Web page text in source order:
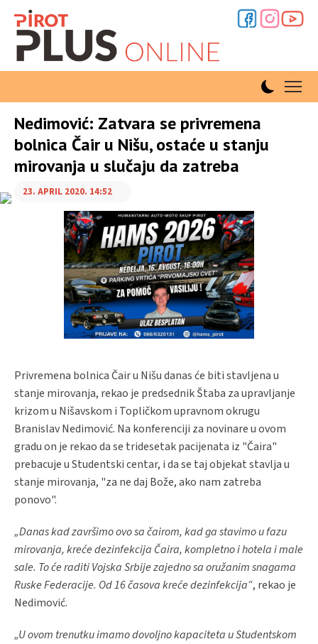
Nedimović: Zatvara se privremena
bolnica Čair u Nišu, ostaće u stanju
mirovanja u slučaju da zatreba
23. APRIL 2020. 14:52
Privremena bolnica Čair u Nišu danas će biti stavljena u
stanje mirovanja, rekao je predsednik Štaba za upravljanje
krizom u Nišavskom i Topličkom upravnom okrugu
Branislav Nedimović. Na konferenciji za novinare u ovom
gradu on je rekao da se tridesetak pacijenata iz "Čaira"
prebacuje u Studentski centar, i da se taj objekat stavlja u
stanje mirovanja, "za ne daj Bože, ako nam zatreba
ponovo".
„Danas kad završimo ovo sa čairom, kad ga stavimo u fazu
mirovanja, kreće dezinfekcija Čaira, kompletno i hotela i male
sale. To će raditi Vojska Srbije zajedno sa oružanim snagama
Ruske Federacije. Od 16 časova kreće dezinfekcija“, rekao je
Nedimović.
„U ovom trenutku imamo dovoljno kapaciteta u Studentskom